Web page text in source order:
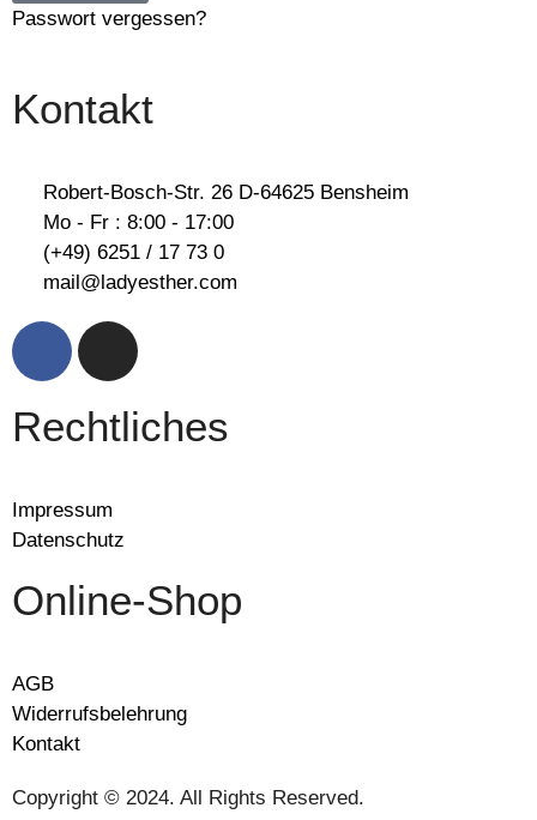
Passwort vergessen?
Kontakt
Robert-Bosch-Str. 26 D-64625 Bensheim
Mo - Fr : 8:00 - 17:00
(+49) 6251 / 17 73 0
mail@ladyesther.com
Rechtliches
Impressum
Datenschutz
Online-Shop
AGB
Widerrufsbelehrung
Kontakt
Copyright © 2024. All Rights Reserved.